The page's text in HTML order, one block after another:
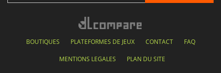
BOUTIQUES PLATEFORMES DE JEUX CONTACT FAQ
MENTIONS LEGALES PLAN DU SITE